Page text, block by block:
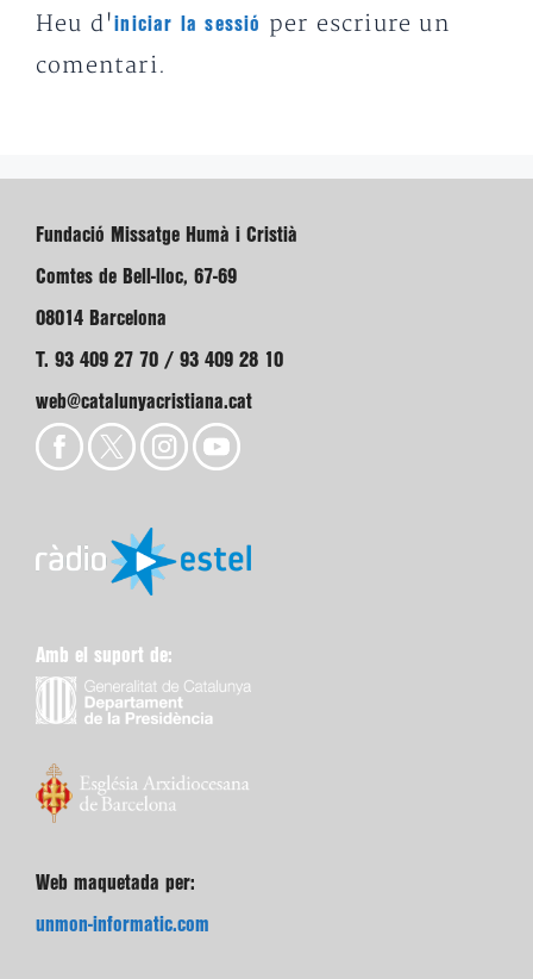
Heu d'iniciar la sessió
per escriure un
comentari.
Fundació Missatge Humà i Cristià
Comtes de Bell-lloc, 67-69
08014 Barcelona
T. 93 409 27 70 / 93 409 28 10
web@catalunyacristiana.cat
Amb el suport de:
Web maquetada per:
unmon-informatic.com